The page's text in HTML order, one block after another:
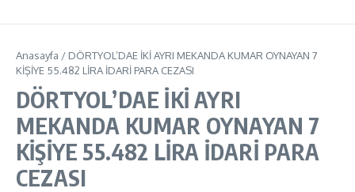
Anasayfa / DÖRTYOL’DAE İKİ AYRI MEKANDA KUMAR OYNAYAN 7
KİŞİYE 55.482 LİRA İDARİ PARA CEZASI
DÖRTYOL’DAE İKİ AYRI
MEKANDA KUMAR OYNAYAN 7
KİŞİYE 55.482 LİRA İDARİ PARA
CEZASI